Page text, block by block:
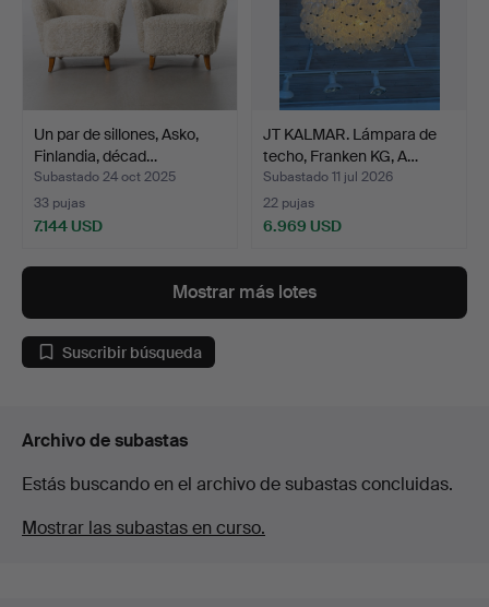
Un par de sillones, Asko,
Finlandia, décad…
Subastado 24 oct 2025
33 pujas
7.144 USD
JT KALMAR. Lámpara de
techo, Franken KG, A…
Subastado 11 jul 2026
22 pujas
6.969 USD
Mostrar más lotes
Suscribir búsqueda
Archivo de subastas
Estás buscando en el archivo de subastas concluidas.
Mostrar las subastas en curso.